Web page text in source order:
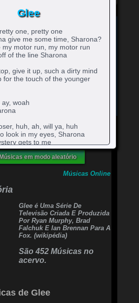
Glee
one, pretty one
give me some time, Sharona?
my motor run, my motor run
of the line Sharona
give it up, such a dirty mind
for the touch of the younger
ay, woah
huh, ah, will ya, huh
look in my eyes, Sharona
gets to me
length of my thighs, Sharona
give it up, such a dirty mind
for the touch of the younger
get to me, get to me
of time Sharona
in my mind, Sharona?
for the touch of the younger
letra
da
música
que começam com a Letra
Crtistas
C
Drtistas
D
Ertistas
E
Frtistas
F
G
G
rtistas
com
rtistas
com
rtistas
com
rtistas
com
O
rtistas
com
UrtistasVrtistasW
rtistasXrtistasY
rtistas
Mande para o Twitter
em modo aleatório
Músicas Online
Glee é Uma Série De
Televisão Criada E Produzida
Por Ryan Murphy, Brad
Falchuk E Ian Brennan Para A
Fox. (wikipédia)
São 452 Músicas no
acervo.
de Glee